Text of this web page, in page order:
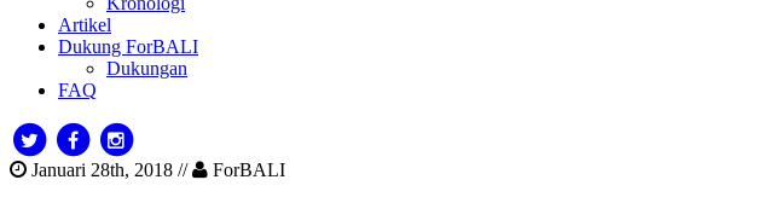
Artikel
Dukung ForBALI
Dukungan
FAQ
Januari 28th, 2018 // ForBALI